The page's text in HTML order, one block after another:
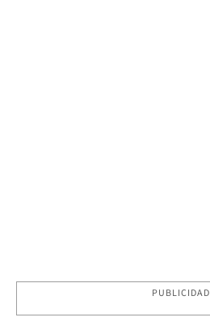
PUBLICIDAD